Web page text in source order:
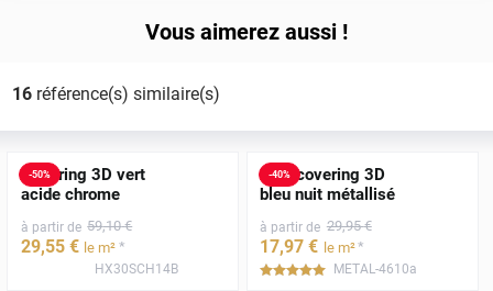
Vous aimerez aussi !
16référence(s) similaire(s)
-50%
Covering 3D vert
acide chrome
à partir de 59,10 €
29,55 € le m² *
HX30SCH14B
-40%
Film covering 3D
bleu nuit métallisé
à partir de 29,95 €
17,97 € le m²*
*****
METAL-4610a